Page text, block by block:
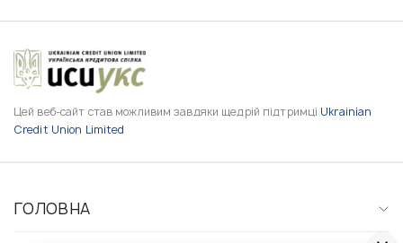
Цей веб-сайт став можливим завдяки щедрій підтримці Ukrainian
Credit Union Limited
ГОЛОВНА